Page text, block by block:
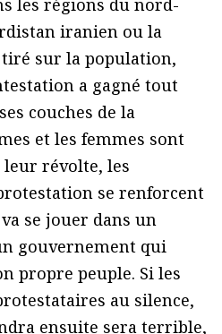
les régions du nord-
iranien ou la
sur la population,
a gagné tout
couches de la
et les femmes sont
leur révolte, les
se renforcent
se jouer dans un
gouvernement qui
propre peuple. Si les
au silence,
ensuite sera terrible,